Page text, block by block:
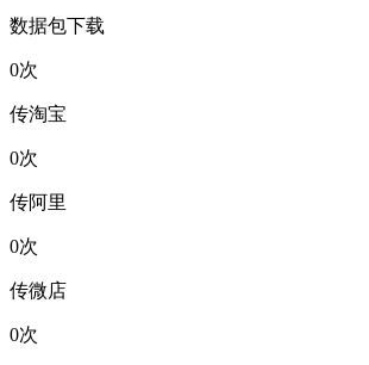
数据包下载
0次
传淘宝
0次
传阿里
0次
传微店
0次